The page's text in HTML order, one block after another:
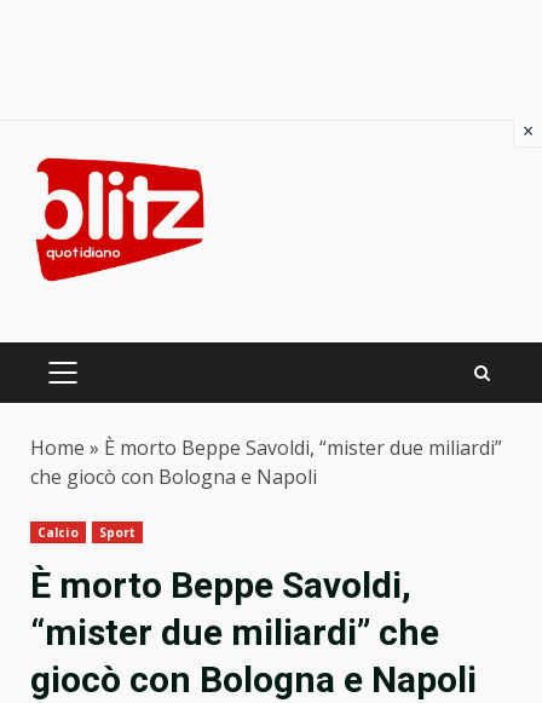
content
PRIMARY
Home » È morto Beppe Savoldi, “mister due miliardi”
che giocò con Bologna e Napoli
Calcio Sport
È morto Beppe Savoldi,
“mister due miliardi” che
giocò con Bologna e Napoli
×